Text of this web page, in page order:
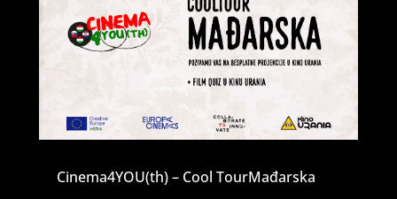
Cinema4YOU(th) – Cool TourMađarska